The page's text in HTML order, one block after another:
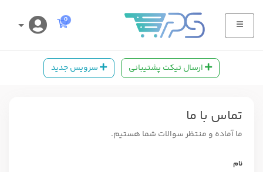
0 کارت
ارسال تیکت پشتیبانی سرویس جدید
تماس با ما
ما آماده و منتظر سوالات شما هستیم.
نام